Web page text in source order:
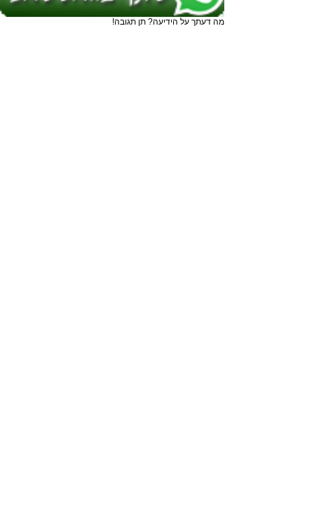
מה דעתך על הידיעה? תן תגובה!